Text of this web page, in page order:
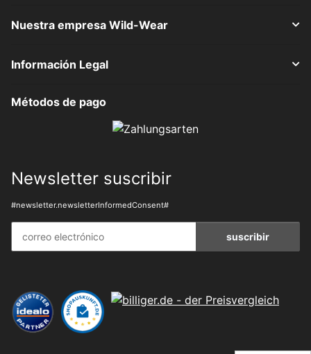
Nuestra empresa Wild-Wear
Información Legal
Métodos de pago
Newsletter suscribir
#newsletter.newsletterInformedConsent#
suscribir